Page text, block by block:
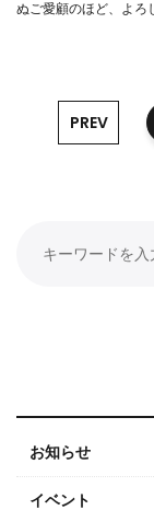
ぬご愛顧のほど、よろ
PREV
お知らせ
イベント